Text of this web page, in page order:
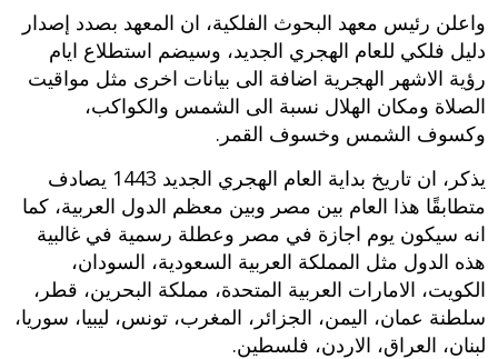
واعلن رئيس معهد البحوث الفلكية، ان المعهد بصدد إصدار
دليل فلكي للعام الهجري الجديد، وسيضم استطلاع ايام
رؤية الاشهر الهجرية اضافة الى بيانات اخرى مثل مواقيت
الصلاة ومكان الهلال نسبة الى الشمس والكواكب،
وكسوف الشمس وخسوف القمر.
يذكر، ان تاريخ بداية العام الهجري الجديد 1443 يصادف
متطابقًا هذا العام بين مصر وبين معظم الدول العربية، كما
انه سيكون يوم اجازة في مصر وعطلة رسمية في غالبية
هذه الدول مثل المملكة العربية السعودية، السودان،
الكويت، الامارات العربية المتحدة، مملكة البحرين، قطر،
سلطنة عمان، اليمن، الجزائر، المغرب، تونس، ليبيا، سوريا،
لبنان، العراق، الاردن، فلسطين.